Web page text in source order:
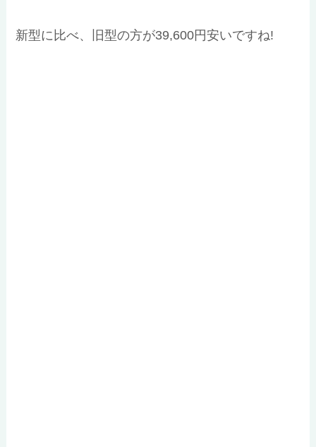
新型に比べ、旧型の方が39,600円安いですね!